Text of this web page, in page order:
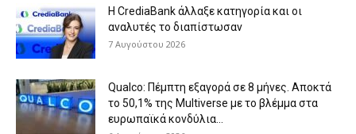
Η CrediaBank άλλαξε κατηγορία και οι
αναλυτές το διαπίστωσαν
7 Αυγούστου 2026
Qualco: Πέμπτη εξαγορά σε 8 μήνες. Aποκτά
το 50,1% της Multiverse με το βλέμμα στα
ευρωπαϊκά κονδύλια...